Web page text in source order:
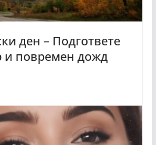
ден – Подгответе
и повремен дожд